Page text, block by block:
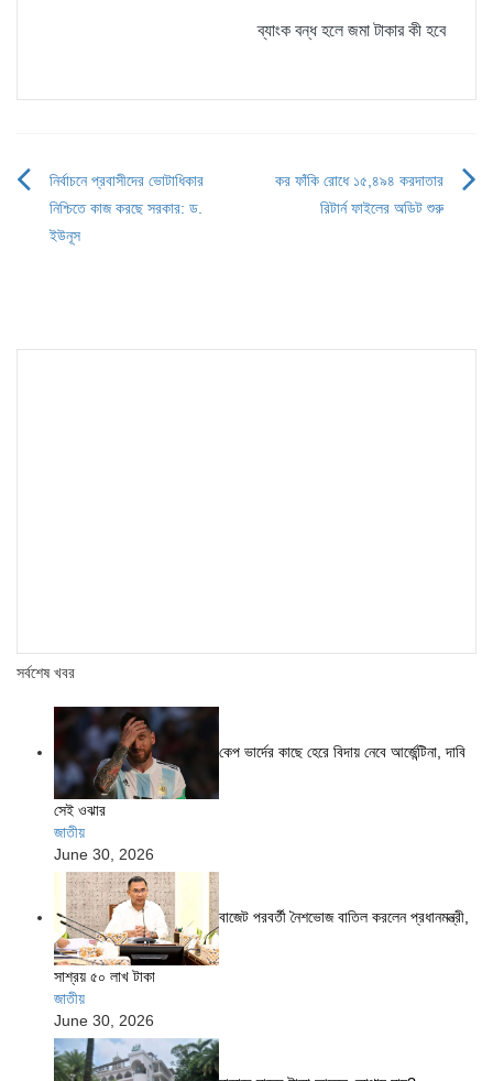
ব্যাংক বন্ধ হলে জমা টাকার কী হবে
Post
navigation
নির্বাচনে প্রবাসীদের ভোটাধিকার
নিশ্চিতে কাজ করছে সরকার: ড.
ইউনূস
কর ফাঁকি রোধে ১৫,৪৯৪ করদাতার
রিটার্ন ফাইলের অডিট শুরু
সর্বশেষ খবর
কেপ ভার্দের কাছে হেরে বিদায় নেবে আর্জেন্টিনা, দাবি
সেই ওঝার
জাতীয়
June 30, 2026
বাজেট পরবর্তী নৈশভোজ বাতিল করলেন প্রধানমন্ত্রী,
সাশ্রয় ৫০ লাখ টাকা
জাতীয়
June 30, 2026